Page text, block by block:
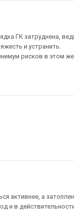
ГК затруднена,
и устранить.
рисков в этом же
активнее, а
и в